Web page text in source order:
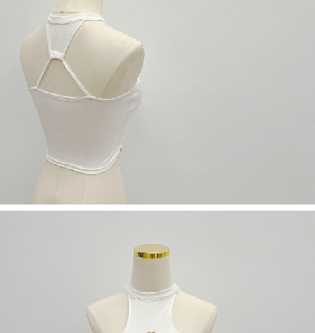
恩沛科技股份有限公司將有權停止該用戶之使用額度並採取法律行動。